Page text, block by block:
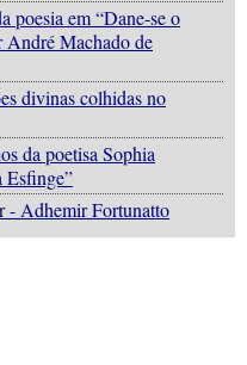
poesia em “Dane-se o
Machado de
divinas colhidas no
da poetisa Sophia
Esfinge”
- Adhemir Fortunatto